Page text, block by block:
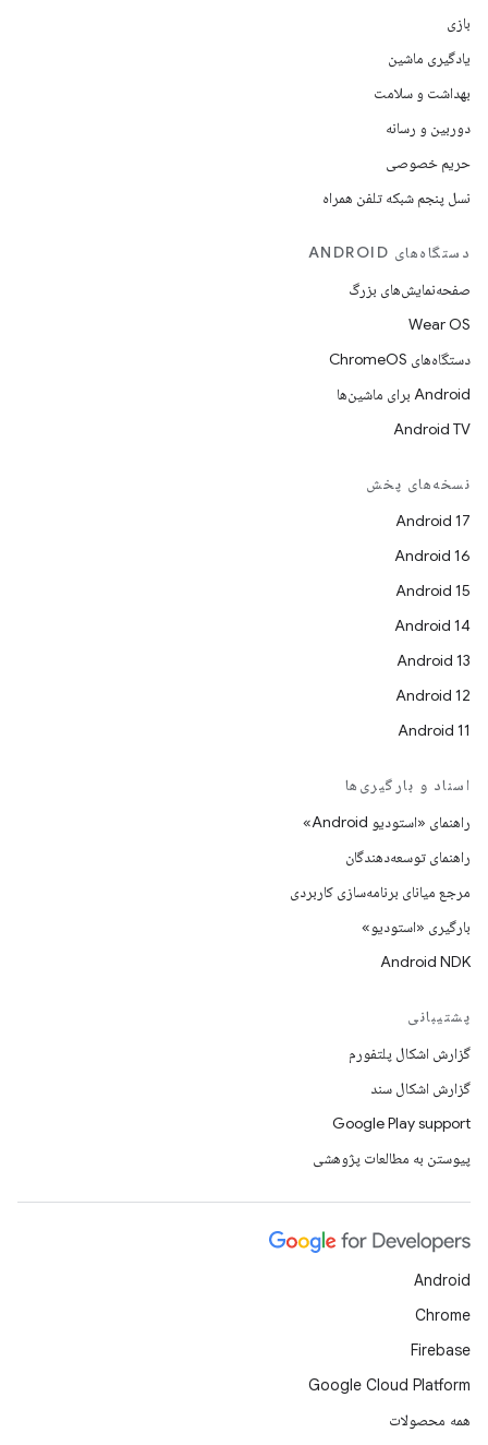
بازی
یادگیری ماشین
بهداشت و سلامت
دوربین و رسانه
حریم خصوصی
نسل پنجم شبکه تلفن همراه
دستگاه‌های ANDROID
صفحه‌نمایش‌های بزرگ
Wear OS
دستگاه‌های ChromeOS
Android برای ماشین‌ها
Android TV
نسخه‌های پخش
Android 17
Android 16
Android 15
Android 14
Android 13
Android 12
Android 11
اسناد و بارگیری‌ها
راهنمای «استودیو Android»
راهنمای توسعه‌دهندگان
مرجع میانای برنامه‌سازی کاربردی
بارگیری «استودیو»
Android NDK
پشتیبانی
گزارش اشکال پلتفورم
گزارش اشکال سند
Google Play support
پیوستن به مطالعات پژوهشی
Android
Chrome
Firebase
Google Cloud Platform
همه محصولات